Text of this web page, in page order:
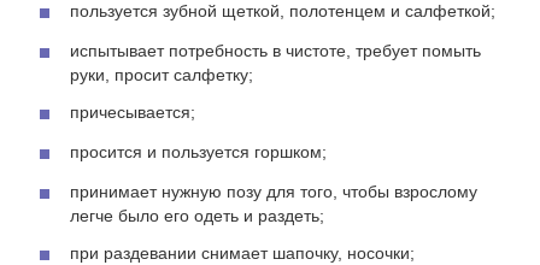
пользуется зубной щеткой, полотенцем и салфеткой;
испытывает потребность в чистоте, требует помыть
руки, просит салфетку;
причесывается;
просится и пользуется горшком;
принимает нужную позу для того, чтобы взрослому
легче было его одеть и раздеть;
при раздевании снимает шапочку, носочки;